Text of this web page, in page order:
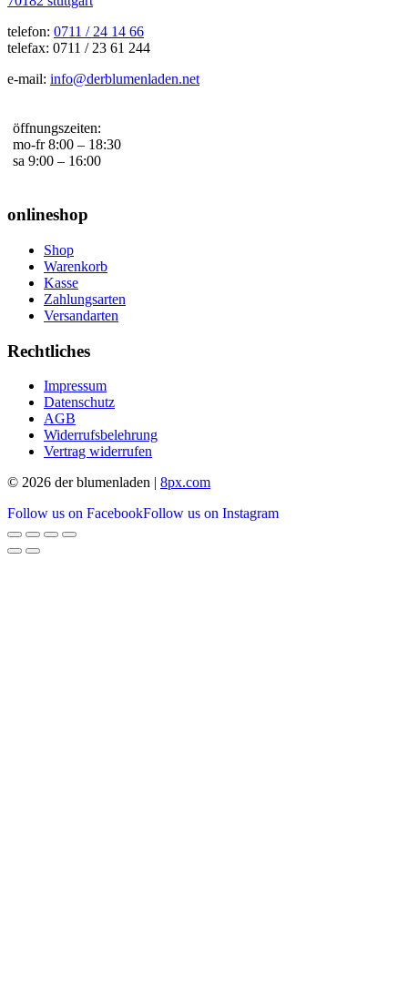
telefon: 0711 / 24 14 66
telefax: 0711 / 23 61 244
e-mail: info@derblumenladen.net
öffnungszeiten:
mo-fr 8:00 – 18:30
sa 9:00 – 16:00
onlineshop
Shop
Warenkorb
Kasse
Zahlungsarten
Versandarten
Rechtliches
Impressum
Datenschutz
AGB
Widerrufsbelehrung
Vertrag widerrufen
© 2026 der blumenladen | 8px.com
Follow us on FacebookFollow us on Instagram